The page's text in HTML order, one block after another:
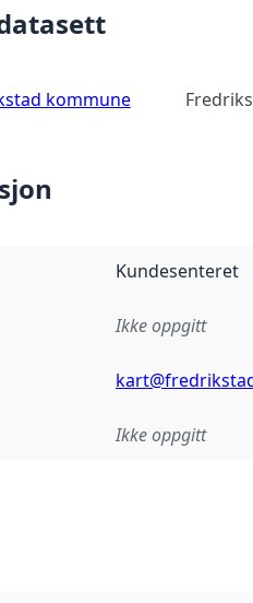
kommune
Kundesenteret
Ikke oppgitt
Ikke oppgitt